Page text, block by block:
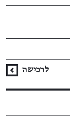
לרכישה